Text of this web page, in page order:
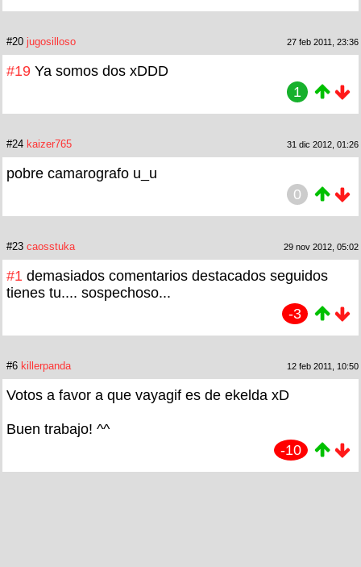
#20 jugosilloso 27 feb 2011, 23:36
#19 Ya somos dos xDDD
1
#24 kaizer765 31 dic 2012, 01:26
pobre camarografo u_u
0
#23 caosstuka 29 nov 2012, 05:02
#1 demasiados comentarios destacados seguidos
tienes tu.... sospechoso...
-3
#6 killerpanda 12 feb 2011, 10:50
Votos a favor a que vayagif es de ekelda xD
Buen trabajo! ^^
-10